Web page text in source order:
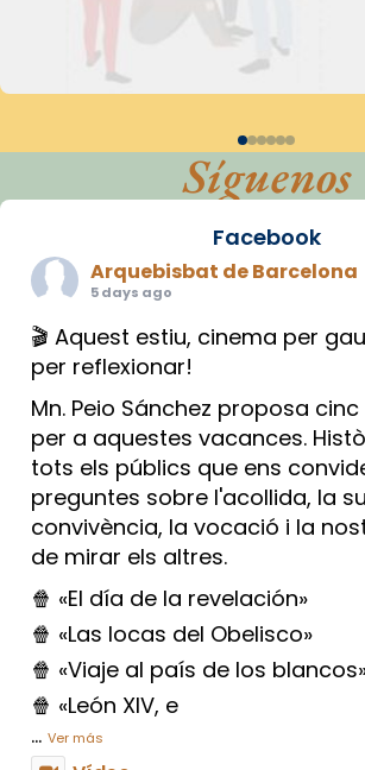
Síguenos
Facebook
Arquebisbat de Barcelona
5 days ago
🎬 Aquest estiu, cinema per
per reflexionar!
Mn. Peio Sánchez proposa cinc
per a aquestes vacances.
tots els públics que ens
preguntes sobre l'acollida, la
convivència, la vocació i la
de mirar els altres.
🍿 «El día de la revelación»
🍿 «Las locas del Obelisco»
🍿 «Viaje al país de los
🍿 «León XIV, e
... Ver más